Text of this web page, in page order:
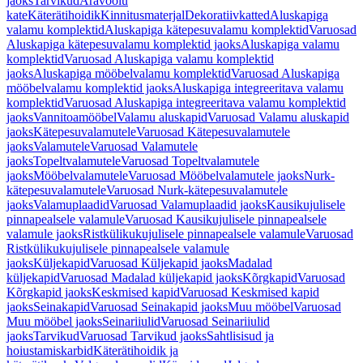
kateKäterätihoidikKinnitusmaterjalDekoratiivkattedAluskapiga
valamu komplektidAluskapiga kätepesuvalamu komplektidVaruosad
Aluskapiga kätepesuvalamu komplektid jaoksAluskapiga valamu
komplektidVaruosad Aluskapiga valamu komplektid
jaoksAluskapiga mööbelvalamu komplektidVaruosad Aluskapiga
mööbelvalamu komplektid jaoksAluskapiga integreeritava valamu
komplektidVaruosad Aluskapiga integreeritava valamu komplektid
jaoksVannitoamööbelValamu aluskapidVaruosad Valamu aluskapid
jaoksKätepesuvalamuteleVaruosad Kätepesuvalamutele
jaoksValamuteleVaruosad Valamutele
jaoksTopeltvalamuteleVaruosad Topeltvalamutele
jaoksMööbelvalamuteleVaruosad Mööbelvalamutele jaoksNurk-
kätepesuvalamuteleVaruosad Nurk-kätepesuvalamutele
jaoksValamuplaadidVaruosad Valamuplaadid jaoksKausikujulisele
pinnapealsele valamuleVaruosad Kausikujulisele pinnapealsele
valamule jaoksRistkülikukujulisele pinnapealsele valamuleVaruosad
Ristkülikukujulisele pinnapealsele valamule
jaoksKüljekapidVaruosad Küljekapid jaoksMadalad
küljekapidVaruosad Madalad küljekapid jaoksKõrgkapidVaruosad
Kõrgkapid jaoksKeskmised kapidVaruosad Keskmised kapid
jaoksSeinakapidVaruosad Seinakapid jaoksMuu mööbelVaruosad
Muu mööbel jaoksSeinariiulidVaruosad Seinariiulid
jaoksTarvikudVaruosad Tarvikud jaoksSahtlisisud ja
hoiustamiskarbidKäterätihoidik ja